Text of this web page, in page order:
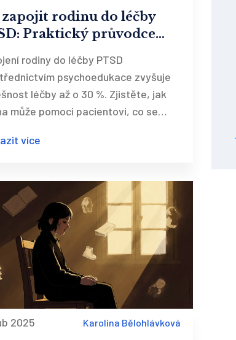
zapojit rodinu do léčby
Praktický průvodce
rodiny do léčby PTSD
psychoedukace zvyšuje
léčby až o 30 %. Zjistěte, jak
může pomoci pacientovi, co se
v ČR.
více
2025 Karolína Bělohlávková